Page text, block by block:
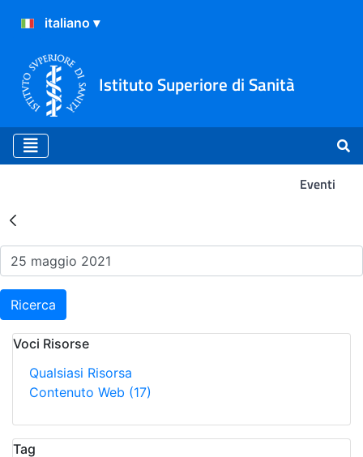
Istituto Superiore di Sanità
Eventi
Risultati della Ricerca -
Ricerca
Voci Risorse
Qualsiasi Risorsa
Contenuto Web (17)
Tag